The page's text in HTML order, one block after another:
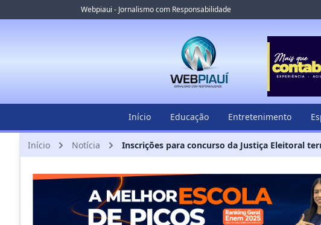
Webpiaui - Jornalismo com Responsabilidade
Início Educação Entretenimento
Início Notícia Inscrições para concurso da Justiça Eleitoral